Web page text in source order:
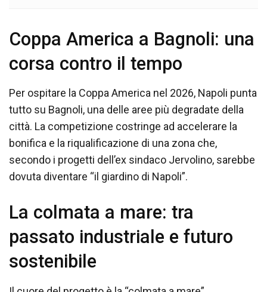
Coppa America a Bagnoli: una
corsa contro il tempo
Per ospitare la Coppa America nel 2026, Napoli punta
tutto su Bagnoli, una delle aree più degradate della
città. La competizione costringe ad accelerare la
bonifica e la riqualificazione di una zona che,
secondo i progetti dell’ex sindaco Jervolino, sarebbe
dovuta diventare “il giardino di Napoli”.
La colmata a mare: tra
passato industriale e futuro
sostenibile